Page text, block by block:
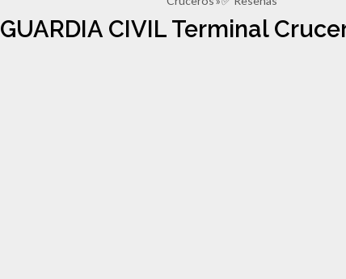
GUARDIA CIVIL Terminal